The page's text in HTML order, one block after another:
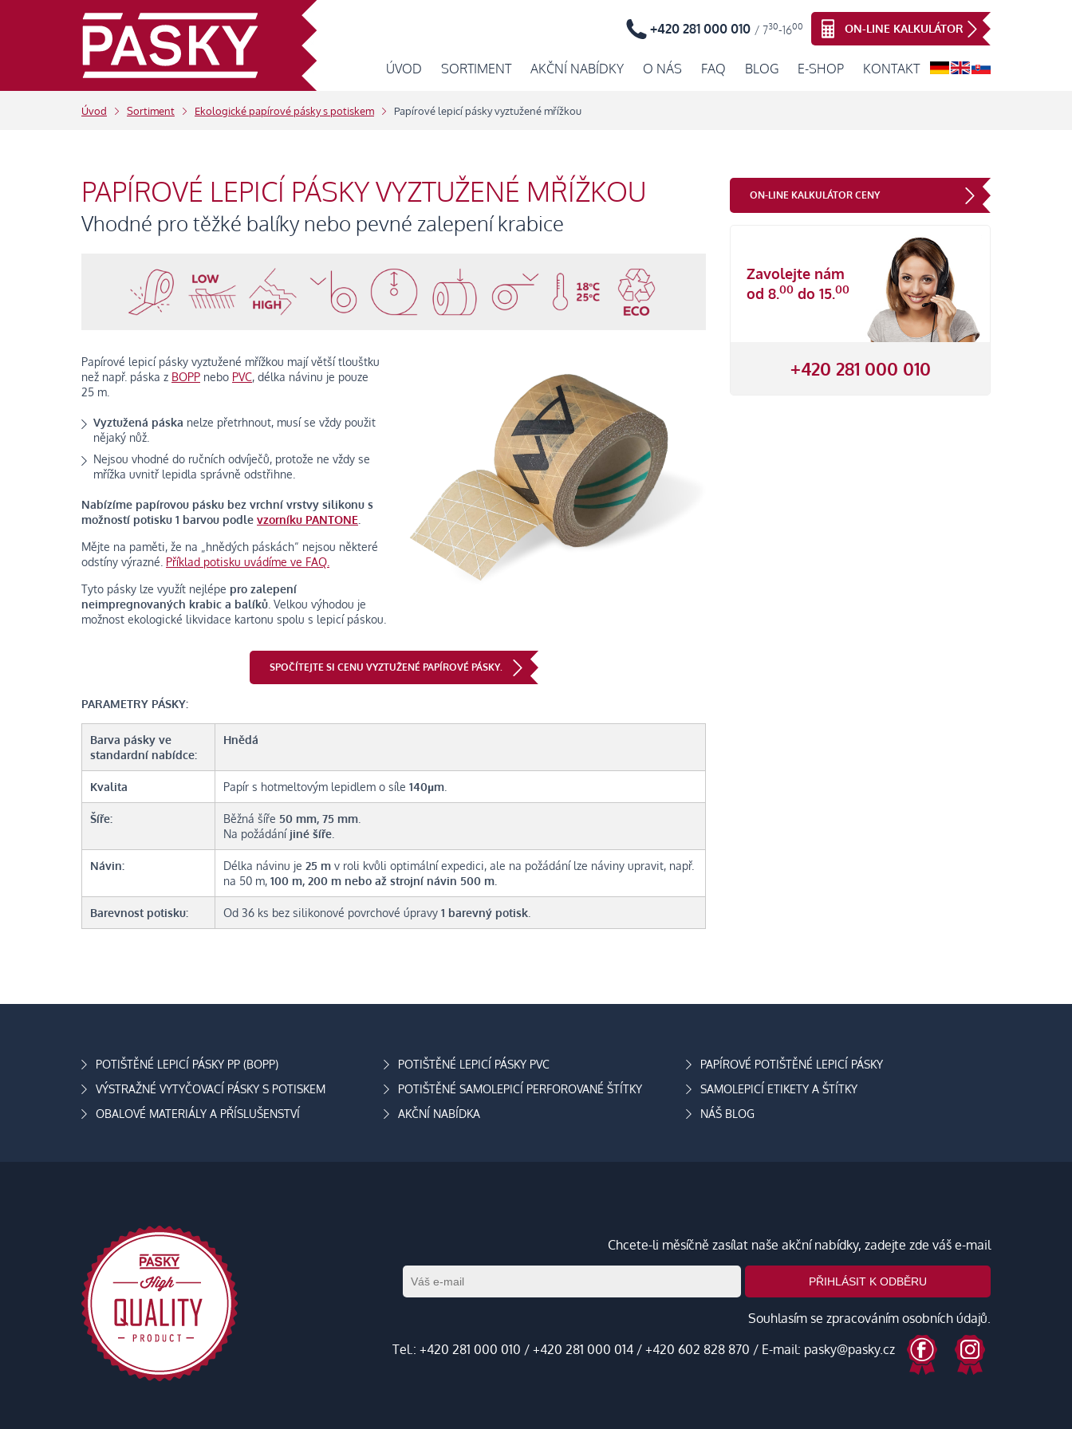
+420 281 000 010 / 730-1600 ON-LINE KALKULÁTOR
ÚVOD SORTIMENT AKČNÍ NABÍDKY O NÁS FAQ BLOG E-SHOP KONTAKT
Úvod Sortiment Ekologické papírové pásky s potiskem Papírové lepicí pásky vyztužené mřížkou
PAPÍROVÉ LEPICÍ PÁSKY VYZTUŽENÉ MŘÍŽKOU
Vhodné pro těžké balíky nebo pevné zalepení krabice
Papírové lepicí pásky vyztužené mřížkou mají větší tloušťku
než např. páska z BOPP nebo PVC, délka návinu je pouze
25 m.
Vyztužená páska nelze přetrhnout, musí se vždy použit
nějaký nůž.
Nejsou vhodné do ručních odvíječů, protože ne vždy se
mřížka uvnitř lepidla správně odstřihne.
Nabízíme papírovou pásku bez vrchní vrstvy silikonu s
možností potisku 1 barvou podle vzorníku PANTONE
Mějte na paměti, že na „hnědých páskách“ nejsou některé
odstíny výrazné. Příklad potisku uvádíme ve FAQ.
Tyto pásky lze využít nejlépe pro zalepení
neimpregnovaných krabic a balíků . Velkou výhodou je
možnost ekologické likvidace kartonu spolu s lepicí páskou.
SPOČÍTEJTE SI CENU VYZTUŽENÉ PAPÍROVÉ PÁSKY.
PARAMETRY PÁSKY:
Barva pásky ve
standardní nabídce:
Hnědá
Kvalita Papír s hotmeltovým lepidlem o síle 140µm
Šíře: Běžná šíře 50 mm, 75 mm
Na požádání jiné šíře
Návin: Délka návinu je 25 m v roli kvůli optimální expedici, ale na požádání lze náviny upravit, např.
na 50 m, 100 m, 200 m nebo až strojní návin 500 m.
Barevnost potisku: Od 36 ks bez silikonové povrchové úpravy 1 barevný potisk
ON-LINE KALKULÁTOR CENY
Zavolejte nám
od 8.00 do 15.00
+420 281 000 010
POTIŠTĚNÉ LEPICÍ PÁSKY PP (BOPP) POTIŠTĚNÉ LEPICÍ PÁSKY PVC
PAPÍROVÉ POTIŠTĚNÉ LEPICÍ PÁSKY
VÝSTRAŽNÉ VYTYČOVACÍ PÁSKY S POTISKEM
POTIŠTĚNÉ SAMOLEPICÍ PERFOROVANÉ ŠTÍTKY
SAMOLEPICÍ ETIKETY A ŠTÍTKY
OBALOVÉ MATERIÁLY A PŘÍSLUŠENSTVÍ
AKČNÍ NABÍDKA NÁŠ BLOG
Chcete-li měsíčně zasílat naše akční nabídky, zadejte zde váš e-mail
PŘIHLÁSIT K ODBĚRU
Souhlasím se zpracováním osobních údajů
Tel.: +420 281 000 010 / +420 281 000 014 / +420 602 828 870 / E-mail: pasky@pasky.cz